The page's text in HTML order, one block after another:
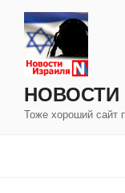
Перейти
содержимому
НОВОСТИ
Тоже хороший сайт